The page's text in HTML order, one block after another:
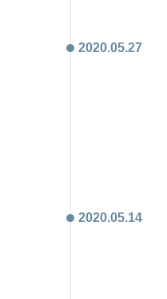
2020.05.27
2020.05.14